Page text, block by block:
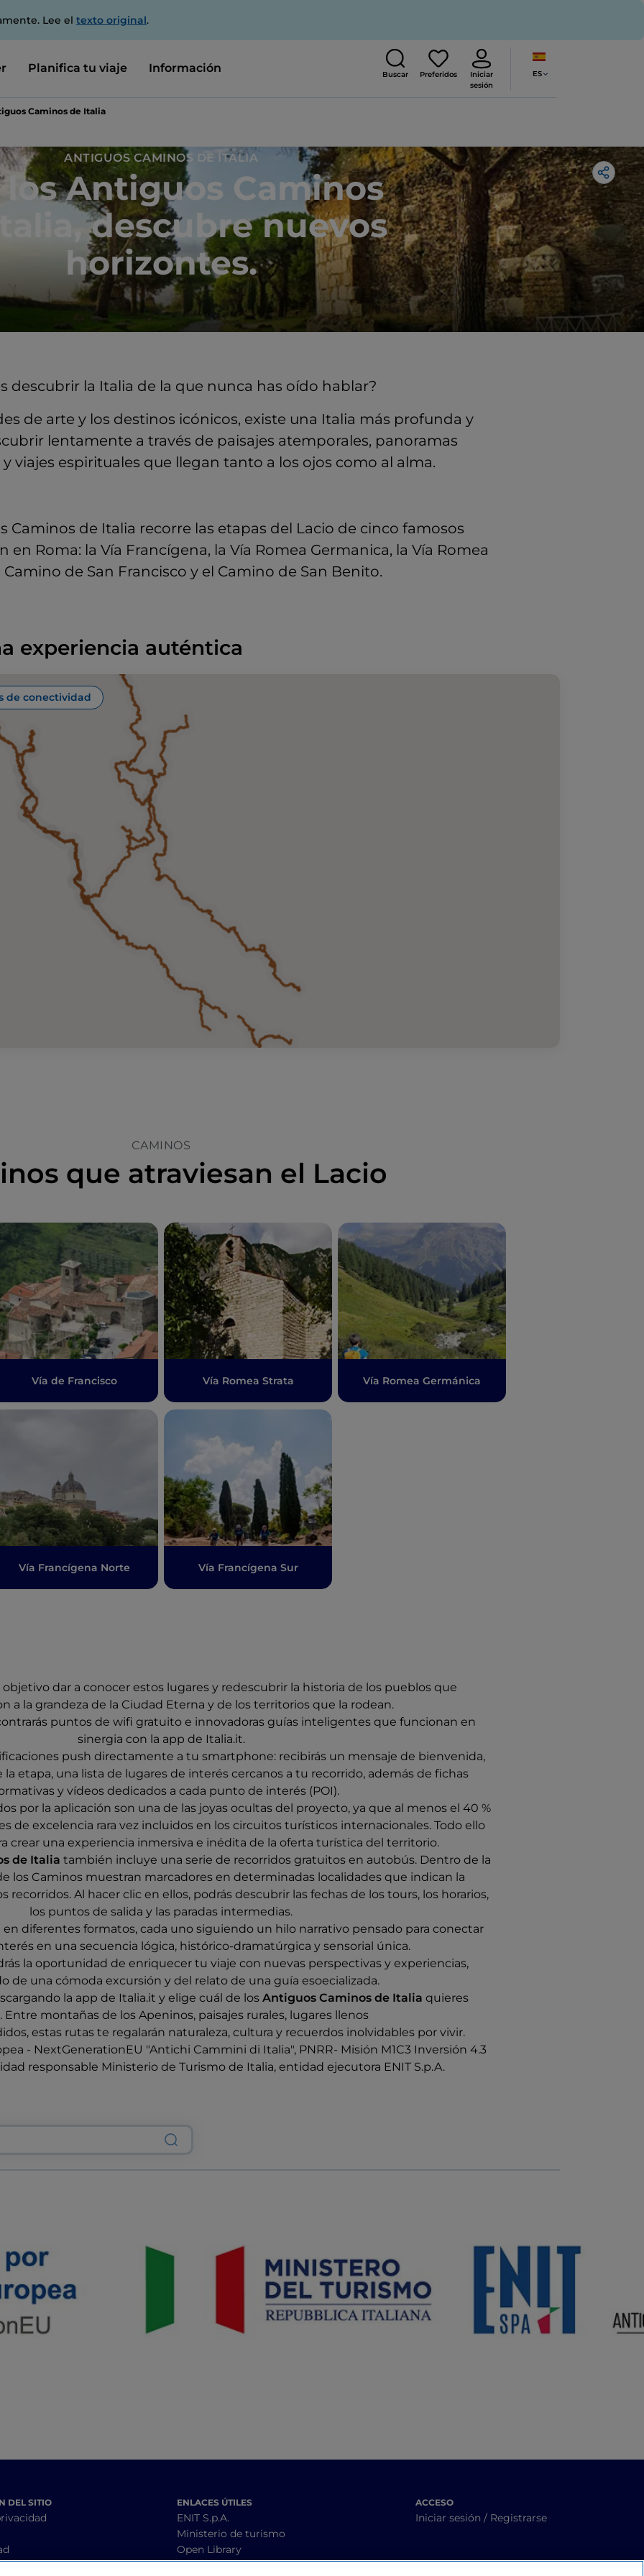
Lee el texto original.
Planifica tu viaje Información Buscar Preferidos
Iniciar
sesión
ES
Caminos de Italia
ANTIGUOS CAMINOS DE ITALIA
los Antiguos Caminos
descubre nuevos
horizontes.
descubrir la Italia de la que nunca has oído hablar?
de arte y los destinos icónicos, existe una Italia más profunda y
lentamente a través de paisajes atemporales, panoramas
viajes espirituales que llegan tanto a los ojos como al alma.
Caminos de Italia recorre las etapas del Lacio de cinco famosos
Roma: la Vía Francígena, la Vía Romea Germanica, la Vía Romea
Camino de San Francisco y el Camino de San Benito.
experiencia auténtica
de conectividad
CAMINOS
que atraviesan el Lacio
Vía de Francisco Vía Romea Strata Vía Romea Germánica
Vía Francígena Norte Vía Francígena Sur
dar a conocer estos lugares y redescubrir la historia de los pueblos que
a la grandeza de la Ciudad Eterna y de los territorios que la rodean.
puntos de wifi gratuito e innovadoras guías inteligentes que funcionan en
sinergia con la app de Italia.it.
push directamente a tu smartphone: recibirás un mensaje de bienvenida,
etapa, una lista de lugares de interés cercanos a tu recorrido, además de fichas
y vídeos dedicados a cada punto de interés (POI).
por la aplicación son una de las joyas ocultas del proyecto, ya que al menos el 40 %
de excelencia rara vez incluidos en los circuitos turísticos internacionales. Todo ello
crear una experiencia inmersiva e inédita de la oferta turística del territorio.
de Italia también incluye una serie de recorridos gratuitos en autobús. Dentro de la
los Caminos muestran marcadores en determinadas localidades que indican la
Al hacer clic en ellos, podrás descubrir las fechas de los tours, los horarios,
los puntos de salida y las paradas intermedias.
en diferentes formatos, cada uno siguiendo un hilo narrativo pensado para conectar
en una secuencia lógica, histórico-dramatúrgica y sensorial única.
la oportunidad de enriquecer tu viaje con nuevas perspectivas y experiencias,
de una cómoda excursión y del relato de una guía esoecializada.
la app de Italia.it y elige cuál de los Antiguos Caminos de Italia quieres
Entre montañas de los Apeninos, paisajes rurales, lugares llenos
estas rutas te regalarán naturaleza, cultura y recuerdos inolvidables por vivir.
- NextGenerationEU "Antichi Cammini di Italia", PNRR- Misión M1C3 Inversión 4.3
responsable Ministerio de Turismo de Italia, entidad ejecutora ENIT S.p.A.
DEL SITIO ENLACES ÚTILES
ENIT S.p.A.
Ministerio de turismo
Open Library
Interoperability guidelines
ACCESO
Iniciar sesión / Registrarse